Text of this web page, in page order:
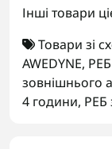
Інші товари
Товари зі
AWEDYNE,
зовнішнього
4 години, РЕБ